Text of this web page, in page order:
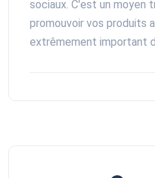
sociaux. C'est un moyen
promouvoir vos produits
extrêmement important